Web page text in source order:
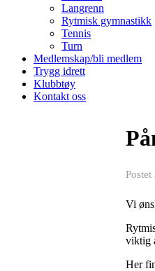
Langrenn
Rytmisk gymnastikk
Tennis
Turn
Medlemskap/bli medlem
Trygg idrett
Klubbtøy
Kontakt oss
Postet
Vi
viktig
Her